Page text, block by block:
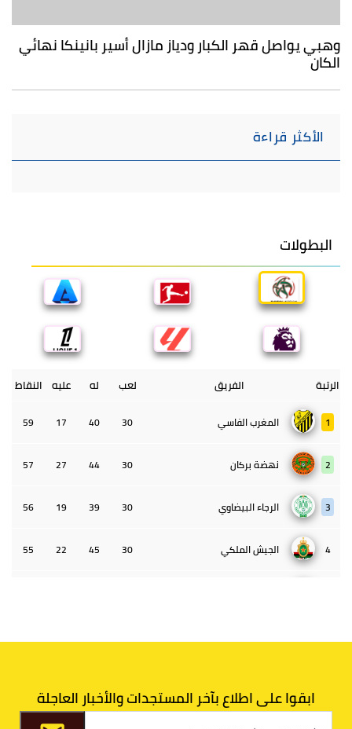
وهبي يواصل قهر الكبار ودياز مازال أسير بانينكا نهائي
الكان
الأكثر قراءة
البطولات
الرتبة الفريق لعب له عليه النقاط
1 المغرب الفاسي 30
40
17
59
2 نهضة بركان 30
44
27
57
3 الرجاء البيضاوي 30
39
19
56
4 الجيش الملكي 30
45
22
55
36
ابقوا على اطلاع بآخر المستجدات والأخبار العاجلة